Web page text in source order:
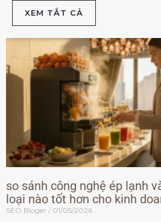
XEM TẮT CẢ
so sánh công nghệ ép lạnh
loại nào tốt hơn cho kinh
SEO Bloger 01/05/2026